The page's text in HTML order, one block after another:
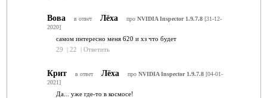
Вова в ответ Лёха про NVIDIA Inspector 1.9.7.8[31-12-
2020]
самом интересно меня 620 и хз что будет
29
| 22 | Ответить
Крит в ответ Лёха про NVIDIA Inspector 1.9.7.8[04-01-
2021]
Да... уже где-то в космосе!